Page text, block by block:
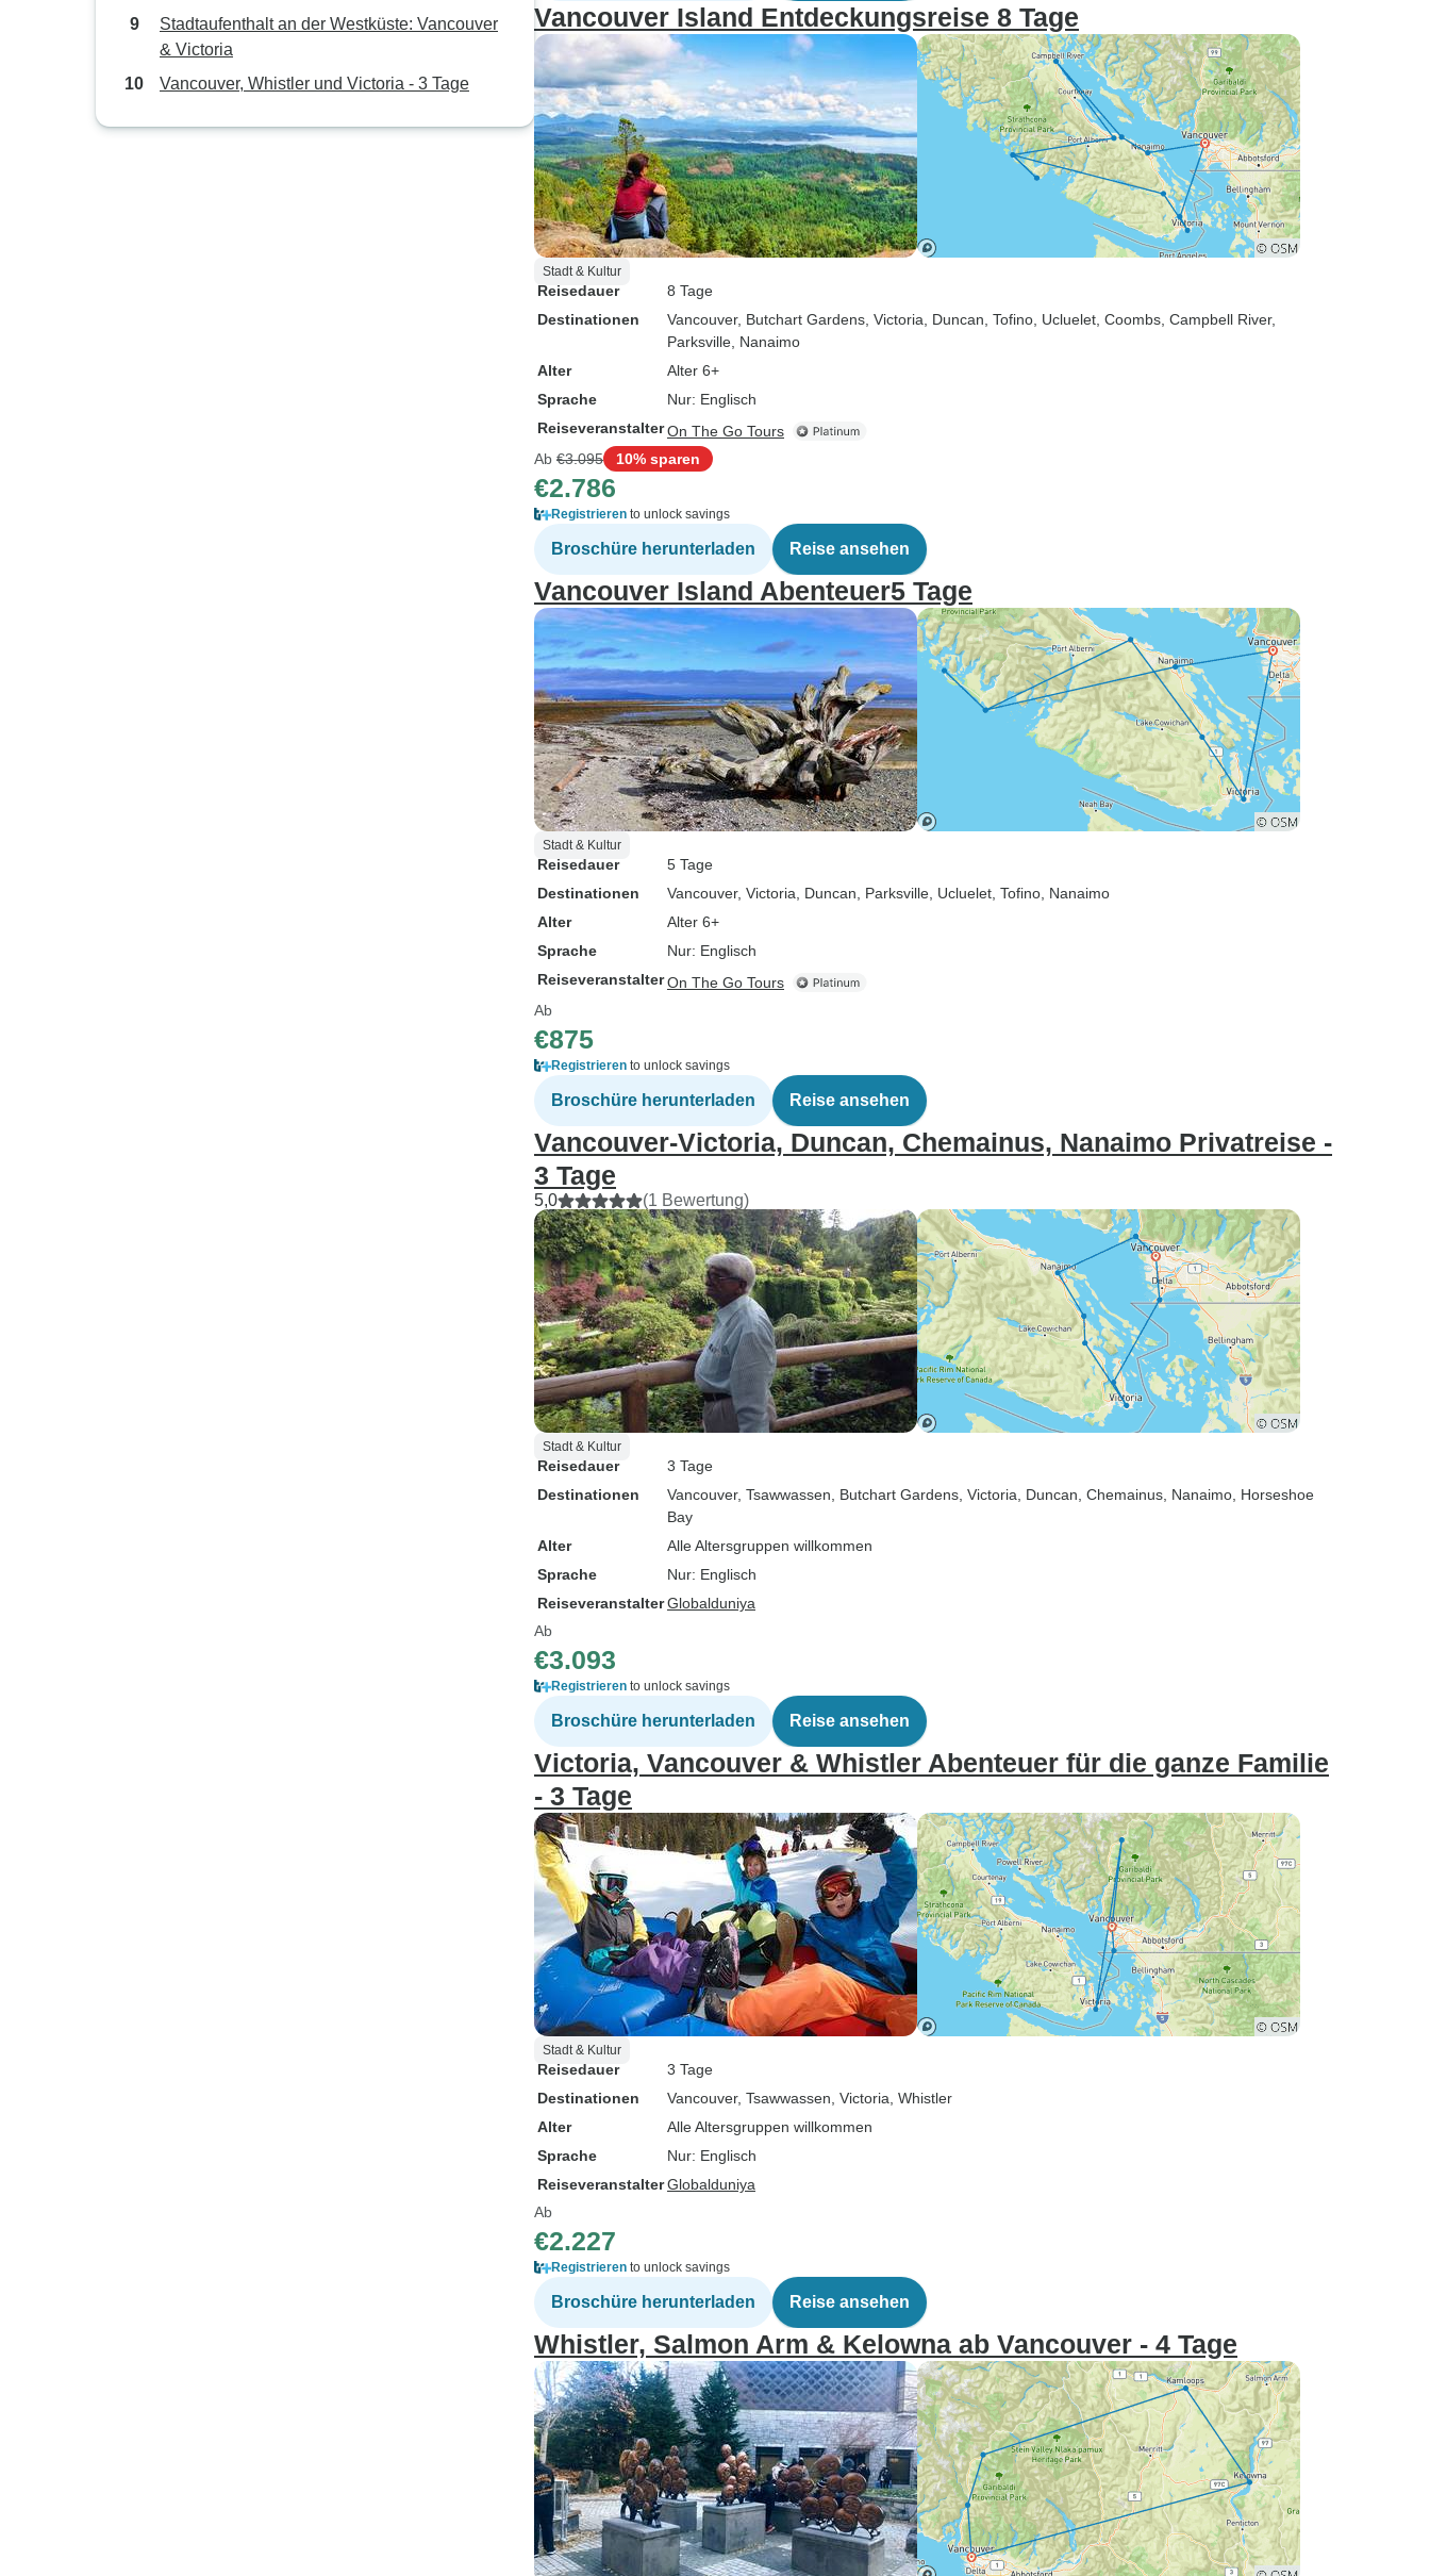
Stadtaufenthalt an der Westküste: Vancouver
& Victoria
Vancouver, Whistler und Victoria - 3 Tage
Vancouver Island Entdeckungsreise 8 Tage
Stadt & Kultur
Reisedauer
8 Tage
Destinationen
Vancouver, Butchart Gardens , Victoria , Duncan , Tofino , Ucluelet , Coombs , Campbell River,
Parksville , Nanaimo
Alter
Alter 6+
Sprache
Nur: Englisch
ReiseveranstalterOn The Go Tours
Ab €3.095 10% sparen
€2.786
Registrieren to unlock savings
Broschüre herunterladen Reise ansehen
Vancouver Island Abenteuer5 Tage
Stadt & Kultur
Reisedauer
5 Tage
Destinationen
Vancouver, Victoria , Duncan , Parksville , Ucluelet , Tofino , Nanaimo
Alter
Alter 6+
Sprache
Nur: Englisch
ReiseveranstalterOn The Go Tours
Ab
€875
Registrieren to unlock savings
Broschüre herunterladen Reise ansehen
Vancouver-Victoria, Duncan, Chemainus, Nanaimo Privatreise -
3 Tage
5,0 (1 Bewertung)
Stadt & Kultur
Reisedauer
3 Tage
Destinationen
Vancouver, Tsawwassen , Butchart Gardens , Victoria , Duncan , Chemainus , Nanaimo , Horseshoe
Bay
Alter
Alle Altersgruppen willkommen
Sprache
Nur: Englisch
ReiseveranstalterGlobalduniya
Ab
€3.093
Registrieren to unlock savings
Broschüre herunterladen Reise ansehen
Victoria, Vancouver & Whistler Abenteuer für die ganze Familie
- 3 Tage
Stadt & Kultur
Reisedauer
3 Tage
Destinationen
Vancouver, Tsawwassen , Victoria , Whistler
Alter
Alle Altersgruppen willkommen
Sprache
Nur: Englisch
ReiseveranstalterGlobalduniya
Ab
€2.227
Registrieren to unlock savings
Broschüre herunterladen Reise ansehen
Whistler, Salmon Arm & Kelowna ab Vancouver - 4 Tage